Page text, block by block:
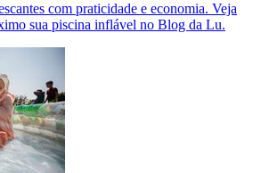
com praticidade e economia. Veja
sua piscina inflável no Blog da Lu.